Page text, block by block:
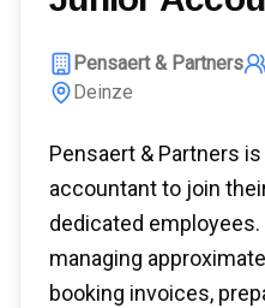
Pensaert & Partners
Deinze
Pensaert & Partners
accountant to join
dedicated
managing
booking invoices,